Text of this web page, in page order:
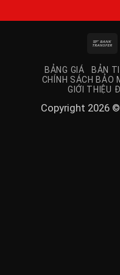
BẢNG GIÁ BẢN
CHÍNH SÁCH BẢO
GIỚI THIỆU
Copyright 2026 ©